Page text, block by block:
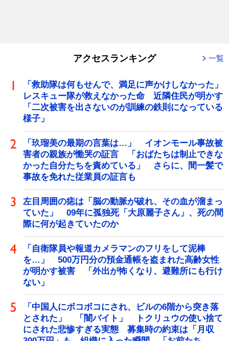
アクセスランキング 一覧
「救助隊は何もせんで、満足に声かけしなかった」
レスキュー隊が救えなかった命 近隣住民が明かす
「二次被害を出さないのが訓練の鉄則になっている
様子」
「玖瑠美の最期の言葉は…」 イオンモール事故被
害者の親族が慟哭の証言 「おばたちは制止できな
かった自分たちを責めている」 さらに、間一髪で
事故を免れた従業員の証言も
左目周囲の痣は「脳の動脈が破れ、その血が溜まっ
ていた」 09年に孤独死「大原麗子さん」、死の間
際に何が起きていたのか
「自衛隊員や報道カメラマンのフリをして泥棒
を…」 500万円分の預金通帳を盗まれた高齢女性
が明かす被害 「外出が怖くなり、避難所にも行け
ない」
「中国人にボコボコにされ、ビルの6階から突き落
とされた」 「闇バイト」 トクリュウの使い捨て
にされた悲惨すぎる実態 募集時の約束は「月収